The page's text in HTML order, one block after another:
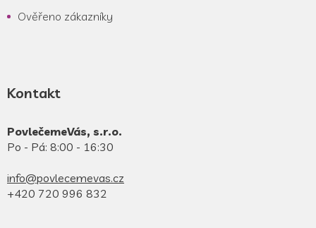
Ověřeno zákazníky
Kontakt
PovlečemeVás, s.r.o.
Po - Pá: 8:00 - 16:30
info@povlecemevas.cz
+420 720 996 832